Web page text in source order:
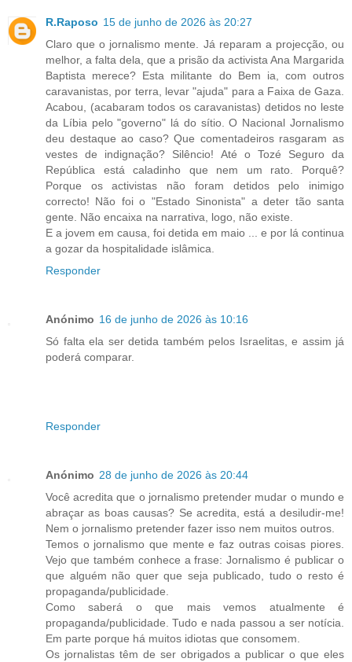
R.Raposo 15 de junho de 2026 às 20:27
Claro que o jornalismo mente. Já reparam a projecção, ou
melhor, a falta dela, que a prisão da activista Ana Margarida
Baptista merece? Esta militante do Bem ia, com outros
caravanistas, por terra, levar "ajuda" para a Faixa de Gaza.
Acabou, (acabaram todos os caravanistas) detidos no leste
da Líbia pelo "governo" lá do sítio. O Nacional Jornalismo
deu destaque ao caso? Que comentadeiros rasgaram as
vestes de indignação? Silêncio! Até o Tozé Seguro da
República está caladinho que nem um rato. Porquê?
Porque os activistas não foram detidos pelo inimigo
correcto! Não foi o "Estado Sinonista" a deter tão santa
gente. Não encaixa na narrativa, logo, não existe.
E a jovem em causa, foi detida em maio ... e por lá continua
a gozar da hospitalidade islâmica.
Responder
Anónimo 16 de junho de 2026 às 10:16
Só falta ela ser detida também pelos Israelitas, e assim já
poderá comparar.
Responder
Anónimo 28 de junho de 2026 às 20:44
Você acredita que o jornalismo pretender mudar o mundo e
abraçar as boas causas? Se acredita, está a desiludir-me!
Nem o jornalismo pretender fazer isso nem muitos outros.
Temos o jornalismo que mente e faz outras coisas piores.
Vejo que também conhece a frase: Jornalismo é publicar o
que alguém não quer que seja publicado, tudo o resto é
propaganda/publicidade.
Como saberá o que mais vemos atualmente é
propaganda/publicidade. Tudo e nada passou a ser notícia.
Em parte porque há muitos idiotas que consomem.
Os jornalistas têm de ser obrigados a publicar o que eles